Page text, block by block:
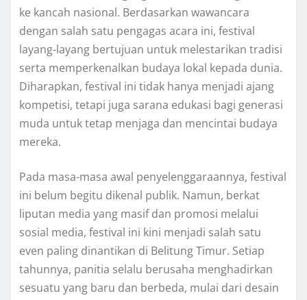
ke kancah nasional. Berdasarkan wawancara
dengan salah satu pengagas acara ini, festival
layang-layang bertujuan untuk melestarikan tradisi
serta memperkenalkan budaya lokal kepada dunia.
Diharapkan, festival ini tidak hanya menjadi ajang
kompetisi, tetapi juga sarana edukasi bagi generasi
muda untuk tetap menjaga dan mencintai budaya
mereka.
Pada masa-masa awal penyelenggaraannya, festival
ini belum begitu dikenal publik. Namun, berkat
liputan media yang masif dan promosi melalui
sosial media, festival ini kini menjadi salah satu
even paling dinantikan di Belitung Timur. Setiap
tahunnya, panitia selalu berusaha menghadirkan
sesuatu yang baru dan berbeda, mulai dari desain